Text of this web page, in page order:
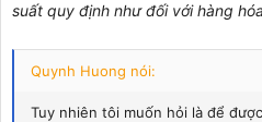
suất quy định như đối với hàng
Quynh Huong nói:
Tuy nhiên tôi muốn hỏi là để